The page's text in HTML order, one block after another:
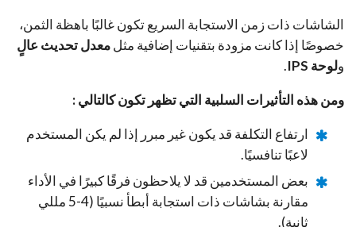
الشاشات ذات زمن الاستجابة السريع تكون غالبًا باهظة الثمن،
خصوصًا إذا كانت مزودة بتقنيات إضافية مثلمعدل تحديث عالٍ
ولوحة IPS .
ومن هذه التأثيرات السلبية التي تظهر تكون كالتالي :
ارتفاع التكلفة قد يكون غير مبرر إذا لم يكن المستخدم
لاعبًا تنافسيًا.
بعض المستخدمين قد لا يلاحظون فرقًا كبيرًا في الأداء
مقارنة بشاشات ذات استجابة أبطأ نسبيًا (4-5 مللي
ثانية).